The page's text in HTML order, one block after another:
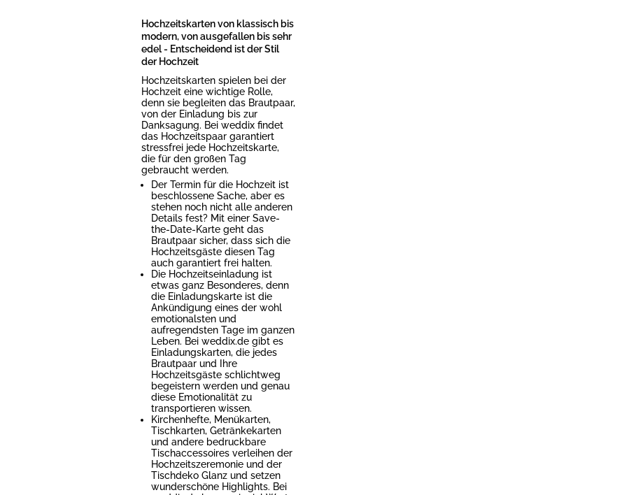
Hochzeitskarten von klassisch bis
modern, von ausgefallen bis sehr
edel - Entscheidend ist der Stil
der Hochzeit
Hochzeitskarten spielen bei der
Hochzeit eine wichtige Rolle,
denn sie begleiten das Brautpaar,
von der Einladung bis zur
Danksagung. Bei weddix findet
das Hochzeitspaar garantiert
stressfrei jede Hochzeitskarte,
die für den großen Tag
gebraucht werden.
Der Termin für die Hochzeit ist
beschlossene Sache, aber es
stehen noch nicht alle anderen
Details fest? Mit einer Save-
the-Date-Karte geht das
Brautpaar sicher, dass sich die
Hochzeitsgäste diesen Tag
auch garantiert frei halten.
Die Hochzeitseinladung ist
etwas ganz Besonderes, denn
die Einladungskarte ist die
Ankündigung eines der wohl
emotionalsten und
aufregendsten Tage im ganzen
Leben. Bei weddix.de gibt es
Einladungskarten, die jedes
Brautpaar und Ihre
Hochzeitsgäste schlichtweg
begeistern werden und genau
diese Emotionalität zu
transportieren wissen.
Kirchenhefte, Menükarten,
Tischkarten, Getränkekarten
und andere bedruckbare
Tischaccessoires verleihen der
Hochzeitszeremonie und der
Tischdeko Glanz und setzen
wunderschöne Highlights. Bei